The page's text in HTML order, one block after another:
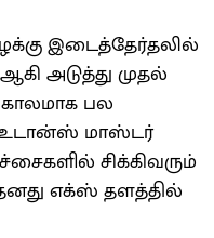
இடைத்தேர்தலில்
அடுத்து முதல்
பல
மாஸ்டர்
சிக்கிவரும்
எக்ஸ் தளத்தில்